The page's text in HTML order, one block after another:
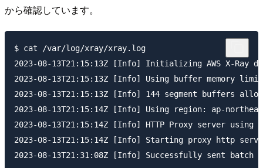
から確認しています。
$ cat /var/log/xray/xray.log
2023-08-13T21:15:13Z [Info] Initializing AWS X-Ray
2023-08-13T21:15:13Z [Info] Using buffer memory
2023-08-13T21:15:13Z [Info] 144 segment buffers
2023-08-13T21:15:14Z [Info] Using region: ap-
2023-08-13T21:15:14Z [Info] HTTP Proxy server
2023-08-13T21:15:14Z [Info] Starting proxy http